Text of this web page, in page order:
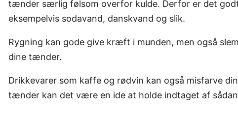
tænder særlig følsom overfor kulde. Derfor er det
eksempelvis sodavand, danskvand og slik.
Rygning kan gode give kræft i munden, men også
dine tænder.
Drikkevarer som kaffe og rødvin kan også misfarve
tænder kan det være en ide at holde indtaget af